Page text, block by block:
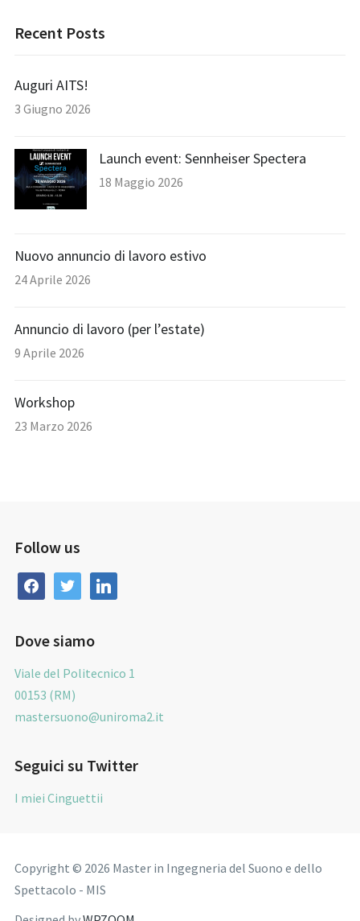
Recent Posts
Auguri AITS!
3 Giugno 2026
Launch event: Sennheiser Spectera
18 Maggio 2026
Nuovo annuncio di lavoro estivo
24 Aprile 2026
Annuncio di lavoro (per l’estate)
9 Aprile 2026
Workshop
23 Marzo 2026
Follow us
facebooktwitter linkedin
Dove siamo
Viale del Politecnico 1
00153 (RM)
mastersuono@uniroma2.it
Seguici su Twitter
I miei Cinguettii
Copyright © 2026 Master in Ingegneria del Suono e dello
Spettacolo - MIS